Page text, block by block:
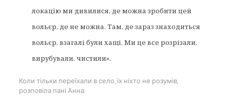
локацію ми дивилися, де можна зробити цей
вольєр, де не можна. Там, де зараз знаходиться
вольєр, взагалі були хащі. Ми це все розрізали,
вирубували, чистили».
Коли тільки переїхали в село, їх ніхто не розумів,
розповіла пані Анна: